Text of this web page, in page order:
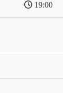
19:00